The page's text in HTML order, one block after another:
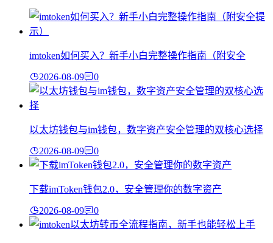
imtoken如何买入？新手小白完整操作指南（附安全
2026-08-09 0
以太坊钱包与im钱包，数字资产安全管理的双核心选择
2026-08-09 0
下载imToken钱包2.0，安全管理你的数字资产
2026-08-09 0